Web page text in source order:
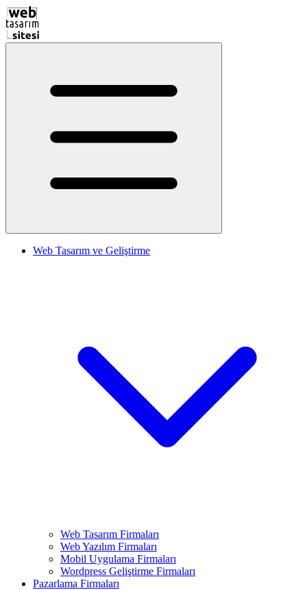
Web Tasarım ve Geliştirme
Web Tasarım Firmaları
Web Yazılım Firmaları
Mobil Uygulama Firmaları
Wordpress Geliştirme Firmaları
Pazarlama Firmaları